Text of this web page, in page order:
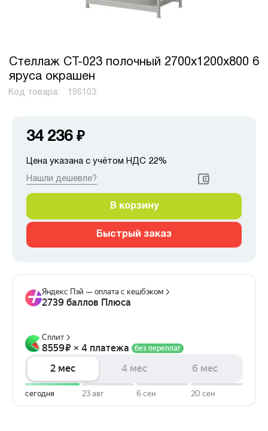
Стеллаж СТ-023 полочный 2700x1200x800 6
яруса окрашен
Код товара: 196103
34 236 ₽
Цена указана с учётом НДС 22%
Нашли дешевле?
В корзину
Быстрый заказ